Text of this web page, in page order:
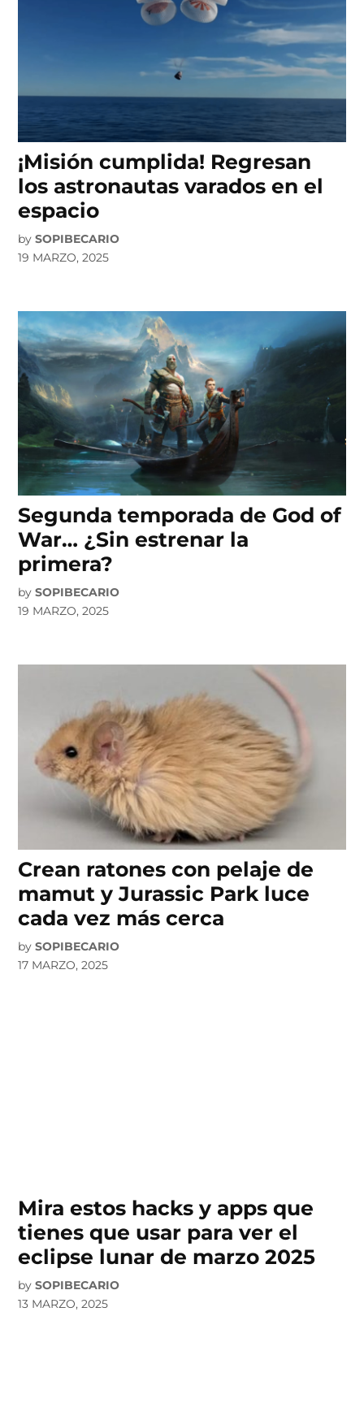
¡Misión cumplida! Regresan
los astronautas varados en el
espacio
by SOPIBECARIO
19 MARZO, 2025
Segunda temporada de God of
War… ¿Sin estrenar la
primera?
by SOPIBECARIO
19 MARZO, 2025
Crean ratones con pelaje de
mamut y Jurassic Park luce
cada vez más cerca
by SOPIBECARIO
17 MARZO, 2025
Mira estos hacks y apps que
tienes que usar para ver el
eclipse lunar de marzo 2025
by SOPIBECARIO
13 MARZO, 2025